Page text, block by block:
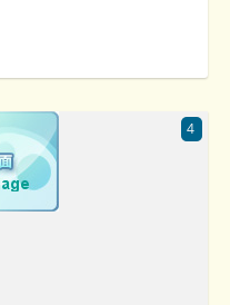
4